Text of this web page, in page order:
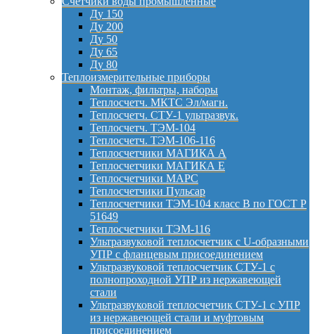
Ду 150
Ду 200
Ду 50
Ду 65
Ду 80
Теплоизмерительные приборы
Монтаж, фильтры, наборы
Теплосчетч. МКТС Эл/магн.
Теплосчетч. СТУ-1 ультразвук.
Теплосчетч. ТЭМ-104
Теплосчетч. ТЭМ-106-116
Теплосчетчики МАГИКА А
Теплосчетчики МАГИКА Е
Теплосчетчики МАРС
Теплосчетчики Пульсар
Теплосчетчики ТЭМ-104 класс B по ГОСТ Р
51649
Теплосчетчики ТЭМ-116
Ультразвуковой теплосчетчик с U-образными
УПР с фланцевым присоединением
Ультразвуковой теплосчетчик СТУ-1 с
полнопроходной УПР из нержавеющей
стали
Ультразвуковой теплосчетчик СТУ-1 с УПР
из нержавеющей стали и муфтовым
присоединением